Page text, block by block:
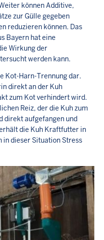
können Additive,
zur Gülle gegeben
reduzieren können. Das
Bayern hat eine
Wirkung der
werden kann.
Kot-Harn-Trennung dar.
direkt an der Kuh
zum Kot verhindert wird.
Reiz, der die Kuh zum
direkt aufgefangen und
die Kuh Kraftfutter in
in dieser Situation Stress